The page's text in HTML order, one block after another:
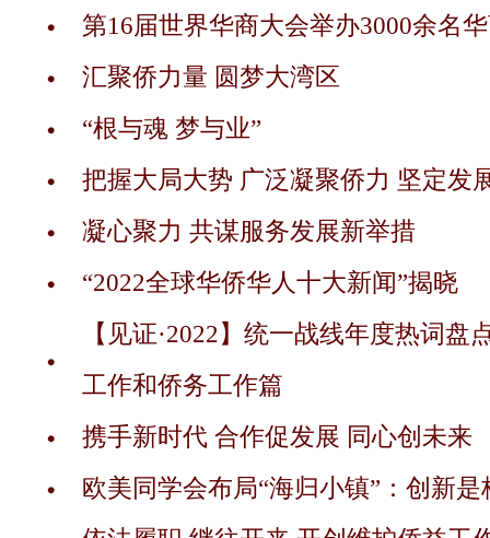
第16届世界华商大会举办3000余名
汇聚侨力量 圆梦大湾区
“根与魂 梦与业”
把握大局大势 广泛凝聚侨力 坚定发
凝心聚力 共谋服务发展新举措
“2022全球华侨华人十大新闻”揭晓
【见证·2022】统一战线年度热词盘
工作和侨务工作篇
携手新时代 合作促发展 同心创未来
欧美同学会布局“海归小镇”：创新